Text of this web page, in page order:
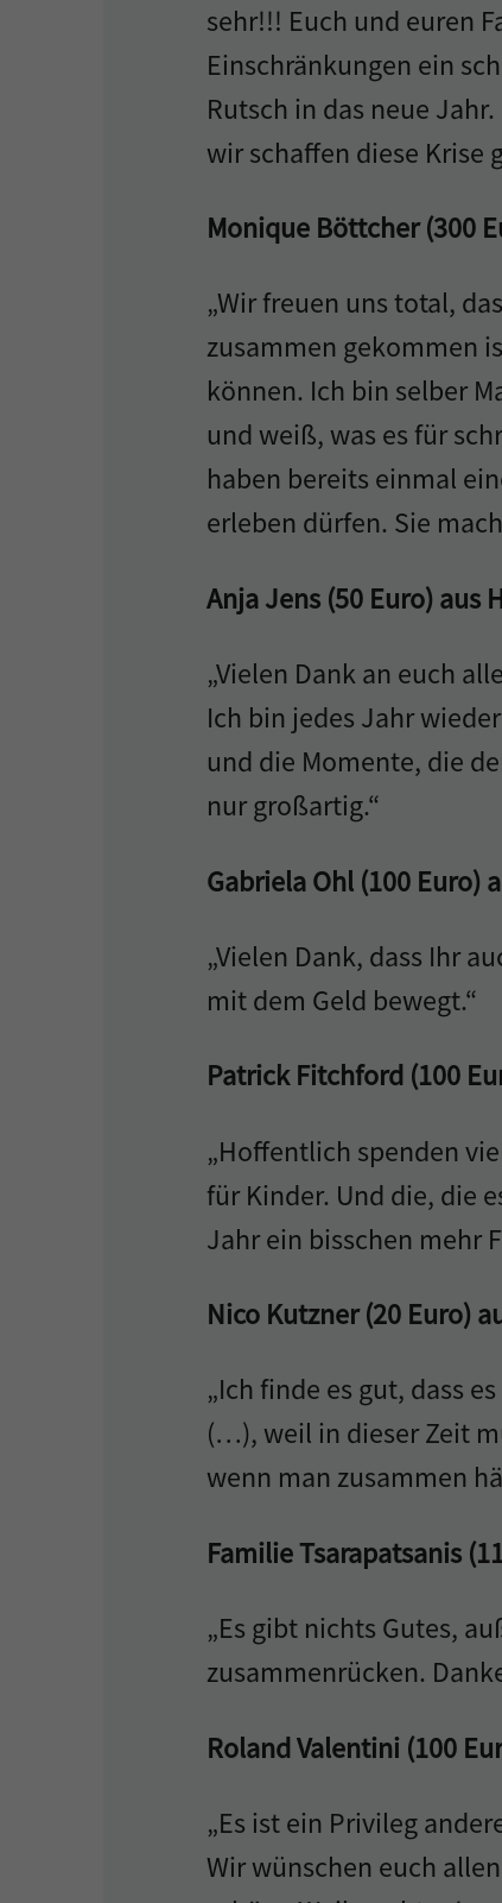
sehr!!! Euch und euren
Einschränkungen ein
Rutsch in das neue
wir schaffen diese Krise
Monique Böttcher (300
„Wir freuen uns total,
zusammen gekommen
können. Ich bin selber
und weiß, was es für
haben bereits einmal
erleben dürfen. Sie
Anja Jens (50 Euro) aus
„Vielen Dank an euch
Ich bin jedes Jahr
und die Momente, die
nur großartig.“
Gabriela Ohl (100 Euro)
„Vielen Dank, dass Ihr
mit dem Geld bewegt.“
Patrick Fitchford (100
„Hoffentlich spenden
für Kinder. Und die, die
Jahr ein bisschen mehr
Nico Kutzner (20 Euro)
„Ich finde es gut, dass
(…), weil in dieser Zeit
wenn man zusammen
Familie Tsarapatsanis
„Es gibt nichts Gutes,
zusammenrücken.
Roland Valentini (100
„Es ist ein Privileg
Wir wünschen euch